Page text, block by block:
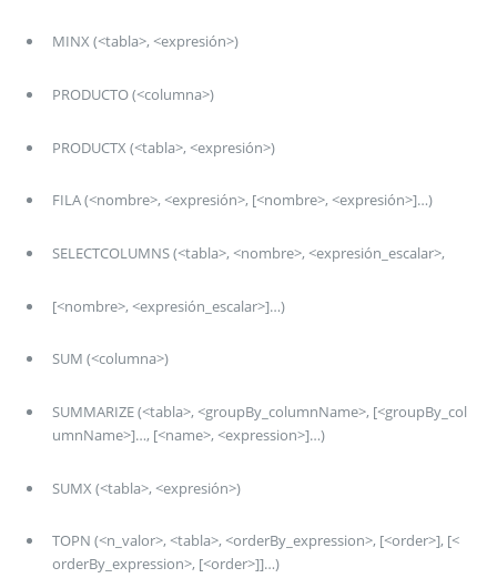
MINX (<tabla>, <expresión>)
PRODUCTO (<columna>)
PRODUCTX (<tabla>, <expresión>)
FILA (<nombre>, <expresión>, [<nombre>, <expresión>]…)
SELECTCOLUMNS (<tabla>, <nombre>, <expresión_escalar>,
[<nombre>, <expresión_escalar>]…)
SUM (<columna>)
SUMMARIZE (<tabla>, <groupBy_columnName>, [<groupBy_col
umnName>]…, [<name>, <expression>]…)
SUMX (<tabla>, <expresión>)
TOPN (<n_valor>, <tabla>, <orderBy_expression>, [<order>], [<
orderBy_expression>, [<order>]]…)